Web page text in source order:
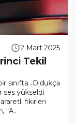
2 Mart 2025
Tekil
sınıfta…Oldukça
ses yükseldi
fikirleri
“A..